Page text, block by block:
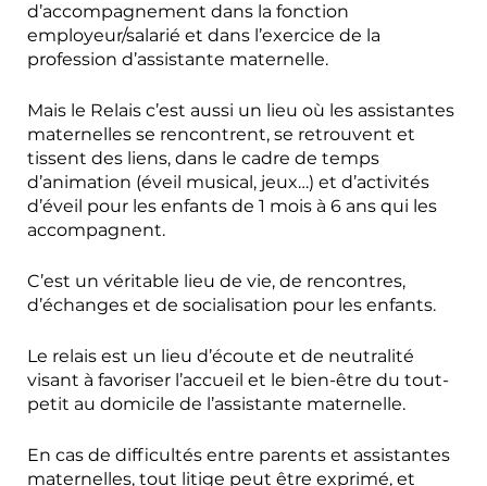
d’accompagnement dans la fonction
employeur/salarié et dans l’exercice de la
profession d’assistante maternelle.
Mais le Relais c’est aussi un lieu où les assistantes
maternelles se rencontrent, se retrouvent et
tissent des liens, dans le cadre de temps
d’animation (éveil musical, jeux…) et d’activités
d’éveil pour les enfants de 1 mois à 6 ans qui les
accompagnent.
C’est un véritable lieu de vie, de rencontres,
d’échanges et de socialisation pour les enfants.
Le relais est un lieu d’écoute et de neutralité
visant à favoriser l’accueil et le bien-être du tout-
petit au domicile de l’assistante maternelle.
En cas de difficultés entre parents et assistantes
maternelles, tout litige peut être exprimé, et